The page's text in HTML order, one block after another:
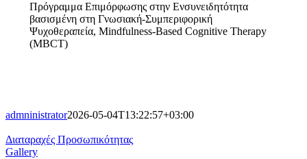
Πρόγραμμα Επιμόρφωσης στην Ενσυνειδητότητα
βασισμένη στη Γνωσιακή-Συμπεριφορική
Ψυχοθεραπεία, Mindfulness-Based Cognitive Therapy
(MBCT)
admninistrator2026-05-04T13:22:57+03:00
Διαταραχές Προσωπικότητας
Gallery